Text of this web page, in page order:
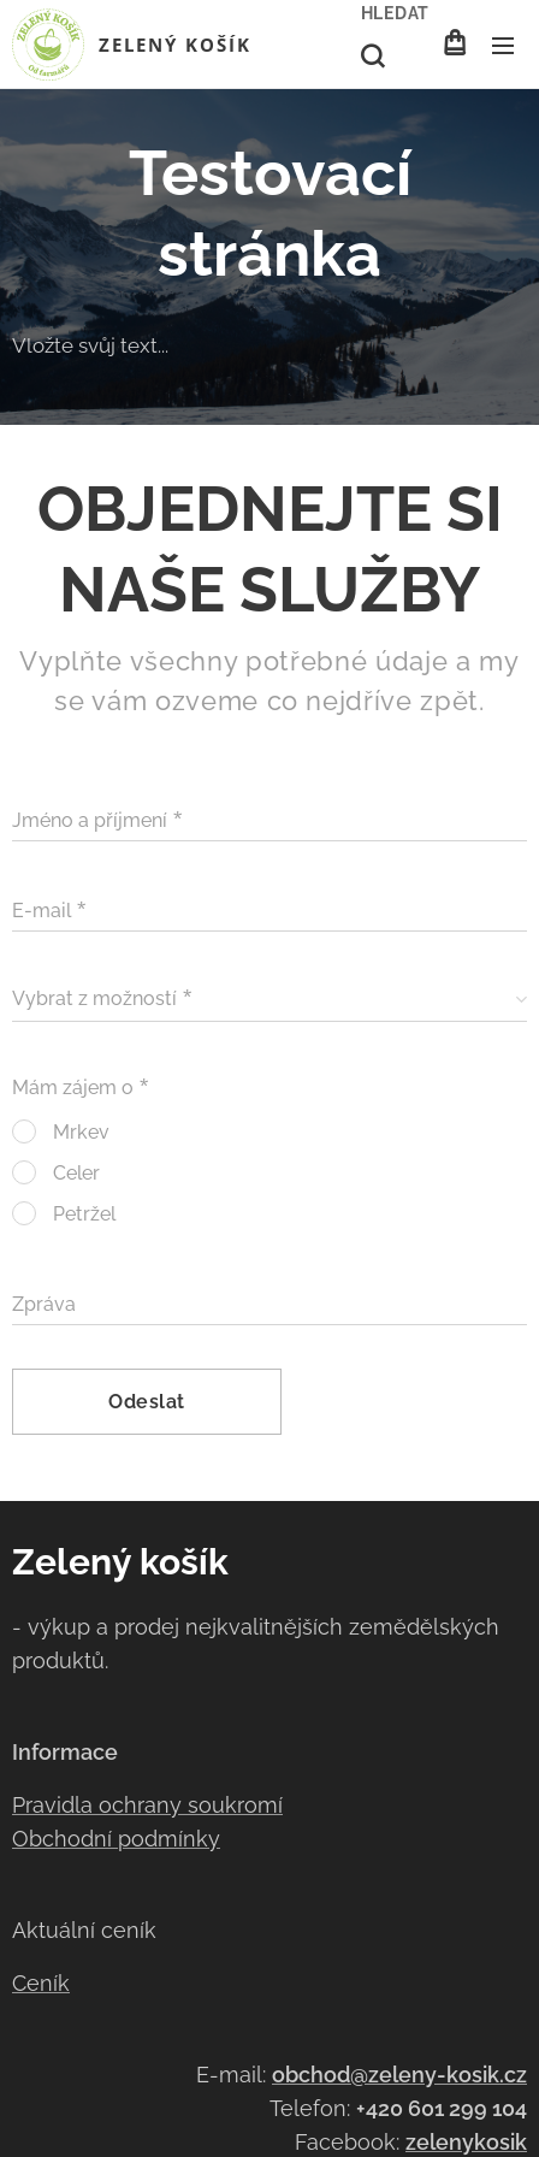
ZELENÝ KOŠÍK
HLEDAT
Testovací
stránka
Vložte svůj text...
OBJEDNEJTE SI
NAŠE SLUŽBY
Vyplňte všechny potřebné údaje a my
se vám ozveme co nejdříve zpět.
Jméno a příjmení
E-mail
Vybrat z možností
Mám zájem o
Mrkev
Celer
Petržel
Zpráva
Odeslat
Zelený košík
- výkup a prodej nejkvalitnějších zemědělských
produktů.
Informace
Pravidla ochrany soukromí
Obchodní podmínky
Aktuální ceník
Ceník
E-mail: obchod@zeleny-kosik.cz
Telefon: +420 601 299 104
Facebook: zelenykosik